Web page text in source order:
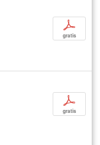
p
gratis
p
gratis